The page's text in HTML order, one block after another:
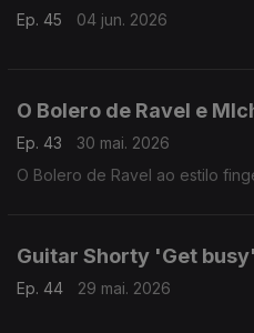
Ep. 45 04 jun. 2026
O Bolero de Ravel e
Ep. 43
30 mai. 2026
O Bolero de Ravel ao estilo
Guitar Shorty 'Get busy'
Ep. 44 29 mai. 2026